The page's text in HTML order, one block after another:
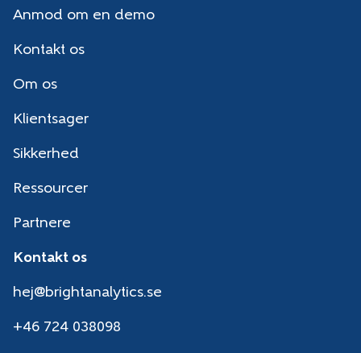
Anmod om en demo
Kontakt os
Om os
Klientsager
Sikkerhed
Ressourcer
Partnere
Kontakt os
hej@brightanalytics.se
+46 724 038098